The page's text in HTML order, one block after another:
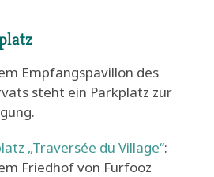
Empfangspavillon des
steht ein Parkplatz zur
„Traversée du Village“:
Friedhof von Furfooz